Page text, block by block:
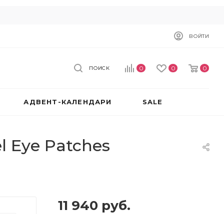
ВОЙТИ
0 0 0
ПОИСК
АДВЕНТ-КАЛЕНДАРИ SALE
Eye Patches
11 940 руб.